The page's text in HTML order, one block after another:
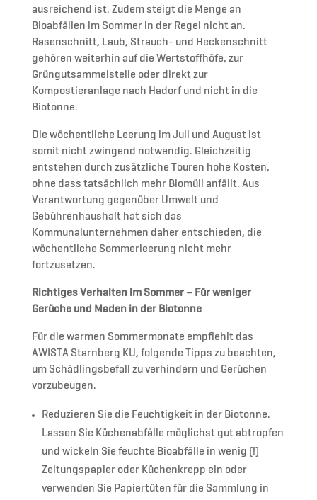
ausreichend ist. Zudem steigt die Menge an
Bioabfällen im Sommer in der Regel nicht an.
Rasenschnitt, Laub, Strauch- und Heckenschnitt
gehören weiterhin auf die Wertstoffhöfe, zur
Grüngutsammelstelle oder direkt zur
Kompostieranlage nach Hadorf und nicht in die
Biotonne.
Die wöchentliche Leerung im Juli und August ist
somit nicht zwingend notwendig. Gleichzeitig
entstehen durch zusätzliche Touren hohe Kosten,
ohne dass tatsächlich mehr Biomüll anfällt. Aus
Verantwortung gegenüber Umwelt und
Gebührenhaushalt hat sich das
Kommunalunternehmen daher entschieden, die
wöchentliche Sommerleerung nicht mehr
fortzusetzen.
Richtiges Verhalten im Sommer – Für weniger
Gerüche und Maden in der Biotonne
Für die warmen Sommermonate empfiehlt das
AWISTA Starnberg KU, folgende Tipps zu beachten,
um Schädlingsbefall zu verhindern und Gerüchen
vorzubeugen.
Reduzieren Sie die Feuchtigkeit in der Biotonne.
Lassen Sie Küchenabfälle möglichst gut abtropfen
und wickeln Sie feuchte Bioabfälle in wenig (!)
Zeitungspapier oder Küchenkrepp ein oder
verwenden Sie Papiertüten für die Sammlung in